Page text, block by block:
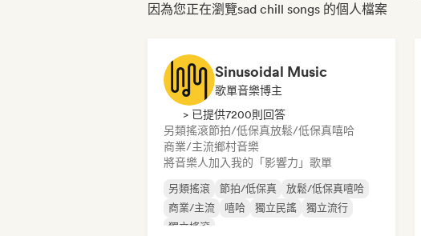
因為您正在瀏覽sad chill songs 的個人檔案
Sinusoidal Music
歌單音樂博主
> 已提供7200則回答
另類搖滾節拍/低保真放鬆/低保真嘻哈
商業/主流鄉村音樂
將音樂人加入我的「影響力」歌單
另類搖滾 節拍/低保真
放鬆/低保真嘻哈
商業/主流
嘻哈 獨立民謠
獨立流行
獨立搖滾